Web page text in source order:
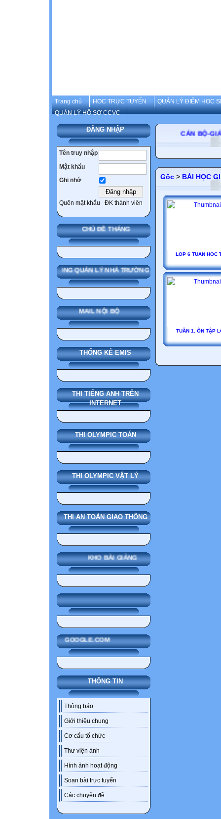
Trang chủ HOC TRỰC TUYẾN
QUẢN LÝ ĐIỂM HỌC
QUẢN LÝ HỒ SƠ CCVC
ĐĂNG NHẬP
Tên truy nhập
Mật khẩu
Ghi nhớ
Quên mật khẩu ĐK thành viên
CHỦ ĐỀ THÁNG
SMAS HỆ THỐNG QUẢN LÝ NHÀ TRƯỜNG
MAIL NỘI BỘ
THỐNG KÊ EMIS
THI TIẾNG ANH TRÊN
INTERNET
THI OLYMPIC TOÁN
THI OLYMPIC VẬT LÝ
THI AN TOÀN GIAO THÔNG
KHO BÀI GIẢNG
GOOGLE.COM
THÔNG TIN
Thông báo
Giới thiệu chung
Cơ cấu tổ chức
Thư viện ảnh
Hình ảnh hoạt động
Soạn bài trực tuyến
Các chuyên đề
CÁN
Gốc > BÀI HỌC
LOP 6 TUAN HOC
TUẦN 1. ÔN TẬP